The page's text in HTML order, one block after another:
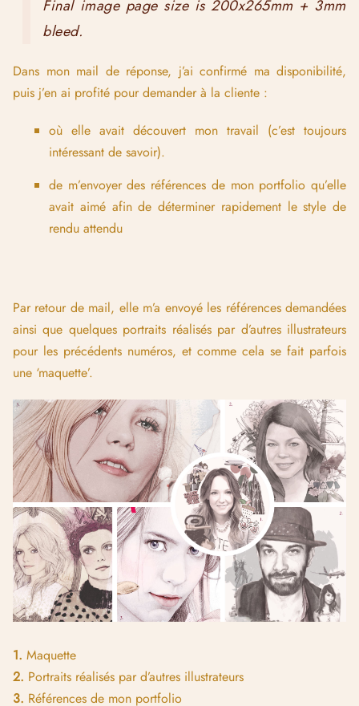
Final image page size is 200x265mm + 3mm
bleed.
Dans mon mail de réponse, j’ai confirmé ma disponibilité,
puis j’en ai profité pour demander à la cliente :
où elle avait découvert mon travail (c’est toujours
intéressant de savoir).
de m’envoyer des références de mon portfolio qu’elle
avait aimé afin de déterminer rapidement le style de
rendu attendu
Par retour de mail, elle m’a envoyé les références demandées
ainsi que quelques portraits réalisés par d’autres illustrateurs
pour les précédents numéros, et comme cela se fait parfois
une ‘maquette’.
1. Maquette
2. Portraits réalisés par d’autres illustrateurs
3. Références de mon portfolio